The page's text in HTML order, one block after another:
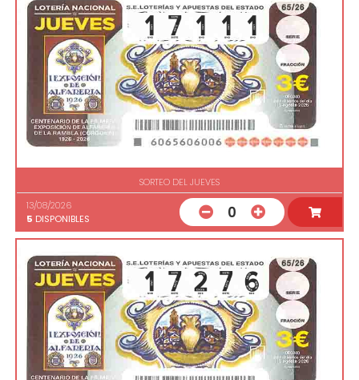
SORTEO DEL JUEVES
13/08/2026
5 DISPONIBLES 0